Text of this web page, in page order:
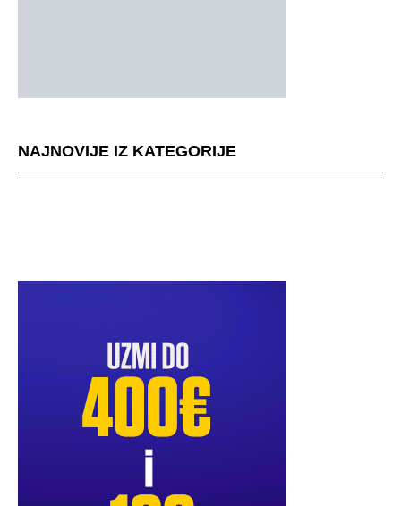
NAJNOVIJE IZ KATEGORIJE